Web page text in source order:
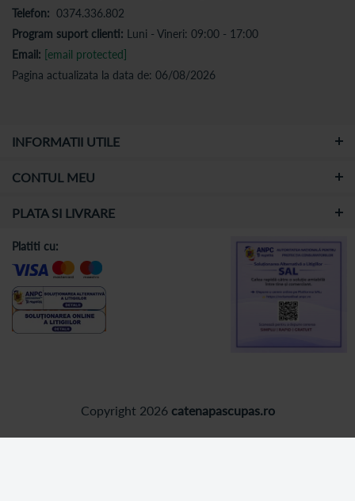
Telefon: 0374.336.802
Program suport clienti: Luni - Vineri: 09:00 - 17:00
Email: [email protected]
Pagina actualizata la data de: 06/08/2026
INFORMATII UTILE
CONTUL MEU
PLATA SI LIVRARE
Copyright 2026 catenapascupas.ro
Platiti cu: